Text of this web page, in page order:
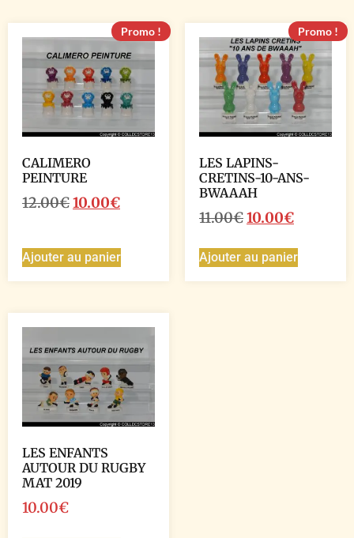
Promo !
CALIMERO
PEINTURE
12.00€10.00€
Ajouter au panier
Promo !
LES LAPINS-
CRETINS-10-ANS-
BWAAAH
11.00€10.00€
Ajouter au panier
LES ENFANTS
AUTOUR DU RUGBY
MAT 2019
10.00€